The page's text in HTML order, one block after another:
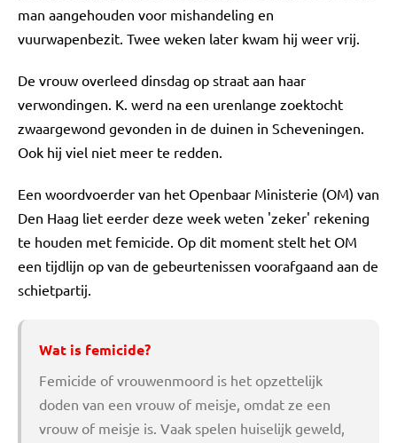
man aangehouden voor mishandeling en
vuurwapenbezit. Twee weken later kwam hij weer vrij.
De vrouw overleed dinsdag op straat aan haar
verwondingen. K. werd na een urenlange zoektocht
zwaargewond gevonden in de duinen in Scheveningen.
Ook hij viel niet meer te redden.
Een woordvoerder van het Openbaar Ministerie (OM) van
Den Haag liet eerder deze week weten 'zeker' rekening
te houden met femicide. Op dit moment stelt het OM
een tijdlijn op van de gebeurtenissen voorafgaand aan de
schietpartij.
Wat is femicide?
Femicide of vrouwenmoord is het opzettelijk
doden van een vrouw of meisje, omdat ze een
vrouw of meisje is. Vaak spelen huiselijk geweld,